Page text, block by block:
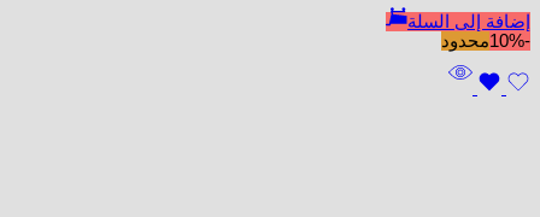
إضافة إلى السلة
-10%
محدود